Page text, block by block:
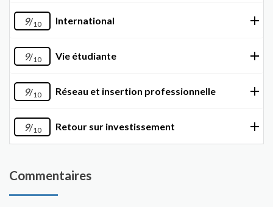
9/10 International
9/10 Vie étudiante
9/10 Réseau et insertion professionnelle
9/10 Retour sur investissement
Commentaires